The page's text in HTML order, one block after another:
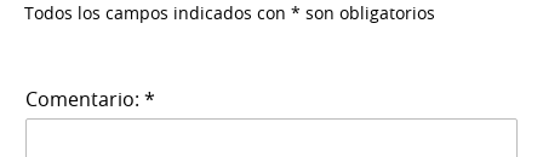
Todos los campos indicados con * son obligatorios
Comentario: *